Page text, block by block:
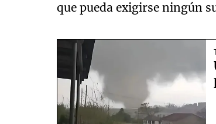
que pueda exigirse ningún